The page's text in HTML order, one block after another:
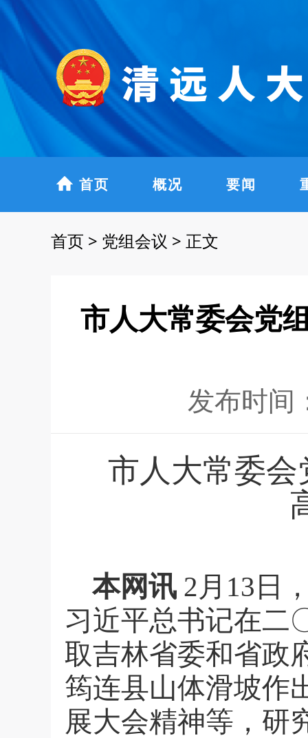
首页 概况 要闻
首页 > 党组会议 > 正文
市人大常委会党
发布时间
市人大常委
本网讯 2月 13日
习近平总书记在二
取吉林省委和省政
筠连县山体滑坡作
展大会精神等，研